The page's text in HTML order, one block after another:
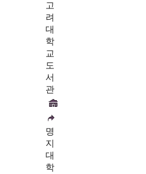
고
려
대
학
교
도
서
관
명
지
대
학